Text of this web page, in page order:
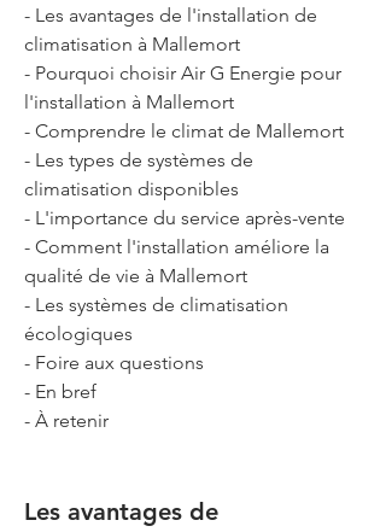
- Les avantages de l'installation de
climatisation à Mallemort
- Pourquoi choisir Air G Energie pour
l'installation à Mallemort
- Comprendre le climat de Mallemort
- Les types de systèmes de
climatisation disponibles
- L'importance du service après-vente
- Comment l'installation améliore la
qualité de vie à Mallemort
- Les systèmes de climatisation
écologiques
- Foire aux questions
- En bref
- À retenir
Les avantages de